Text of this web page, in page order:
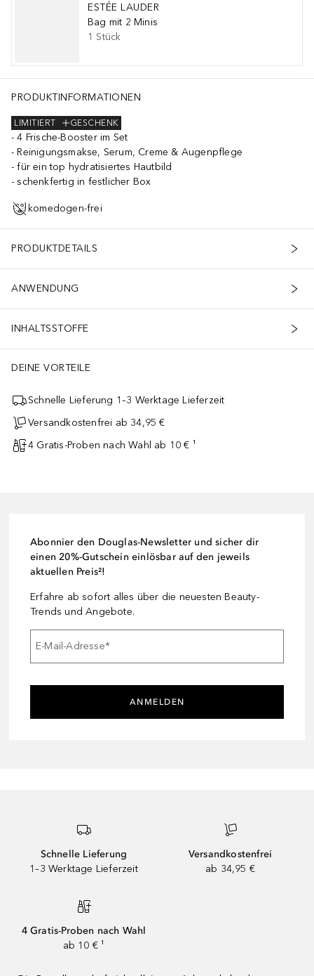
ESTÉE LAUDER
Bag mit 2 Minis
1 Stück
PRODUKTINFORMATIONEN
GESCHENK
LIMITIERT
4 Frische-Booster im Set
Reinigungsmakse, Serum, Creme & Augenpflege
für ein top hydratisiertes Hautbild
schenkfertig in festlicher Box
komedogen-frei
PRODUKTDETAILS
ANWENDUNG
INHALTSSTOFFE
DEINE VORTEILE
Schnelle Lieferung 1–3 Werktage Lieferzeit
Versandkostenfrei ab 34,95 €
4 Gratis-Proben nach Wahl ab 10 € ¹
Abonnier den Douglas-Newsletter und sicher dir
einen 20%-Gutschein einlösbar auf den jeweils
aktuellen Preis²!
Erfahre ab sofort alles über die neuesten Beauty-
Trends und Angebote.
E-Mail-Adresse*
ANMELDEN
Schnelle Lieferung
1–3 Werktage Lieferzeit
Versandkostenfrei
ab 34,95 €
4 Gratis-Proben nach Wahl
ab 10 € ¹